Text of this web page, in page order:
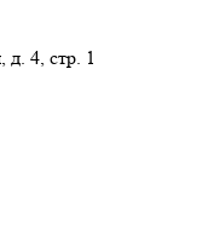
д. 4, стр. 1